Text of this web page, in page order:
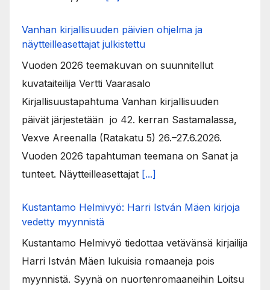
Vanhan kirjallisuuden päivien ohjelma ja
näytteilleasettajat julkistettu
Vuoden 2026 teemakuvan on suunnitellut
kuvataiteilija Vertti Vaarasalo
Kirjallisuustapahtuma Vanhan kirjallisuuden
päivät järjestetään jo 42. kerran Sastamalassa,
Vexve Areenalla (Ratakatu 5) 26.–27.6.2026.
Vuoden 2026 tapahtuman teemana on Sanat ja
tunteet. Näytteilleasettajat [...]
Kustantamo Helmivyö: Harri István Mäen kirjoja
vedetty myynnistä
Kustantamo Helmivyö tiedottaa vetävänsä kirjailija
Harri István Mäen lukuisia romaaneja pois
myynnistä. Syynä on nuortenromaaneihin Loitsu